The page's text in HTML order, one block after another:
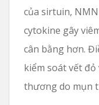
của sirtuin,
cytokine gây
cân bằng hơn.
kiểm soát vết
thương do mụn